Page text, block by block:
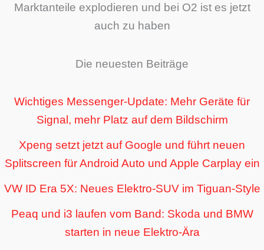
Marktanteile explodieren und bei O2 ist es jetzt
auch zu haben
Die neuesten Beiträge
Wichtiges Messenger-Update: Mehr Geräte für
Signal, mehr Platz auf dem Bildschirm
Xpeng setzt jetzt auf Google und führt neuen
Splitscreen für Android Auto und Apple Carplay ein
VW ID Era 5X: Neues Elektro-SUV im Tiguan-Style
Peaq und i3 laufen vom Band: Skoda und BMW
starten in neue Elektro-Ära